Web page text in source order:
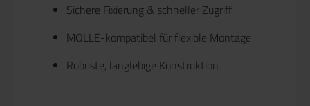
Sichere Fixierung & schneller Zugriff
MOLLE-kompatibel für flexible Montage
Robuste, langlebige Konstruktion